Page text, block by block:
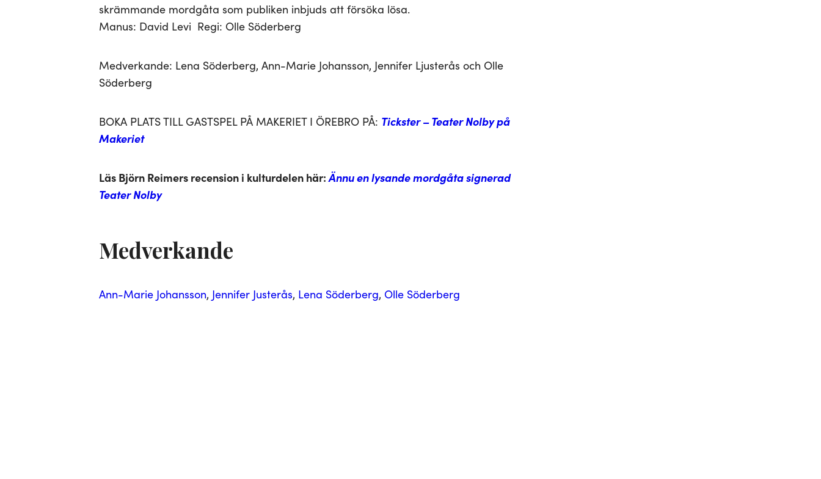
skrämmande mordgåta som publiken inbjuds att försöka lösa.
Manus: David Levi Regi: Olle Söderberg
Medverkande: Lena Söderberg, Ann-Marie Johansson, Jennifer Ljusterås och Olle
Söderberg
BOKA PLATS TILL GASTSPEL PÅ MAKERIET I ÖREBRO PÅ: Tickster – Teater Nolby på
Makeriet
Läs Björn Reimers recension i kulturdelen här:Ännu en lysande mordgåta signerad
Teater Nolby
Medverkande
Ann-Marie Johansson, Jennifer Justerås, Lena Söderberg, Olle Söderberg